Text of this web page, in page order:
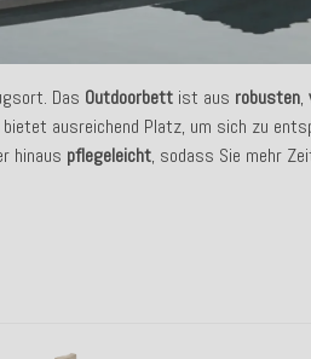
Das Outdoorbett ist aus robusten,
bietet ausreichend Platz, um sich zu
hinaus pflegeleicht, sodass Sie mehr